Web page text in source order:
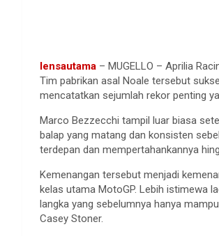
lensautama – MUGELLO – Aprilia
Tim pabrikan asal Noale tersebut
mencatatkan sejumlah rekor penting
Marco Bezzecchi tampil luar biasa
balap yang matang dan konsisten
terdepan dan mempertahankannya
Kemenangan tersebut menjadi
kelas utama MotoGP. Lebih istimewa
langka yang sebelumnya hanya
Casey Stoner.